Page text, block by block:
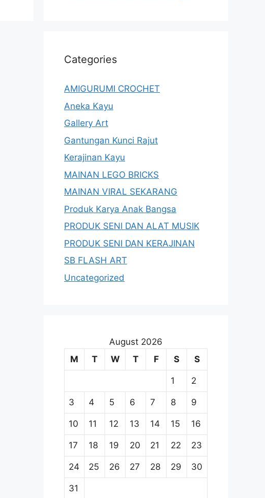
Categories
AMIGURUMI CROCHET
Aneka Kayu
Gallery Art
Gantungan Kunci Rajut
Kerajinan Kayu
MAINAN LEGO BRICKS
MAINAN VIRAL SEKARANG
Produk Karya Anak Bangsa
PRODUK SENI DAN ALAT MUSIK
PRODUK SENI DAN KERAJINAN
SB FLASH ART
Uncategorized
August 2026
M
T W T F S S
1 2
3 4 5 6 7 8 9
10 11 12 13 14 15 16
17 18 19 20 21 22 23
24 25 26 27 28 29 30
31